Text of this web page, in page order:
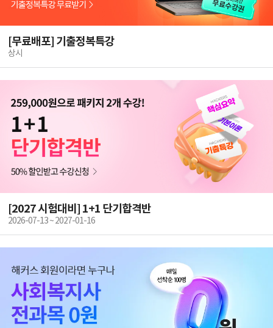
[무료배포] 기출정복특강
상시
[2027 시험대비] 1+1 단기합격반
2026-07-13 ~ 2027-01-16